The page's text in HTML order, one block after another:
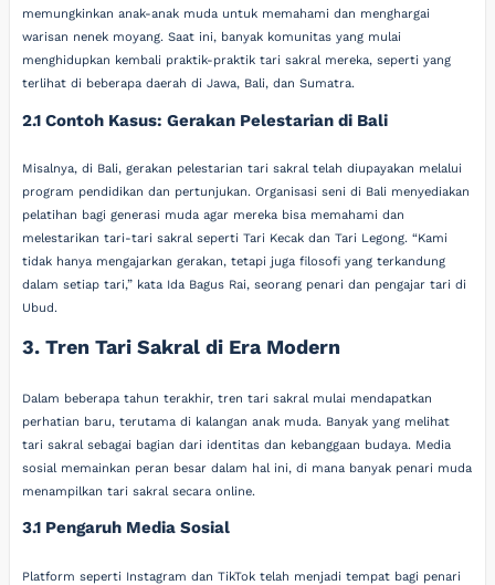
memungkinkan anak-anak muda untuk memahami dan menghargai
warisan nenek moyang. Saat ini, banyak komunitas yang mulai
menghidupkan kembali praktik-praktik tari sakral mereka, seperti yang
terlihat di beberapa daerah di Jawa, Bali, dan Sumatra.
2.1 Contoh Kasus: Gerakan Pelestarian di Bali
Misalnya, di Bali, gerakan pelestarian tari sakral telah diupayakan melalui
program pendidikan dan pertunjukan. Organisasi seni di Bali menyediakan
pelatihan bagi generasi muda agar mereka bisa memahami dan
melestarikan tari-tari sakral seperti Tari Kecak dan Tari Legong. “Kami
tidak hanya mengajarkan gerakan, tetapi juga filosofi yang terkandung
dalam setiap tari,” kata Ida Bagus Rai, seorang penari dan pengajar tari di
Ubud.
3. Tren Tari Sakral di Era Modern
Dalam beberapa tahun terakhir, tren tari sakral mulai mendapatkan
perhatian baru, terutama di kalangan anak muda. Banyak yang melihat
tari sakral sebagai bagian dari identitas dan kebanggaan budaya. Media
sosial memainkan peran besar dalam hal ini, di mana banyak penari muda
menampilkan tari sakral secara online.
3.1 Pengaruh Media Sosial
Platform seperti Instagram dan TikTok telah menjadi tempat bagi penari